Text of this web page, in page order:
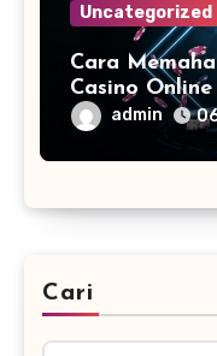
Uncategorized
Cara
Casino
admin
Cari